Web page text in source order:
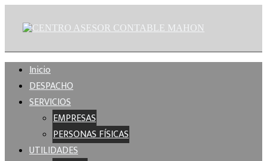
Inicio
DESPACHO
SERVICIOS
EMPRESAS
PERSONAS FÍSICAS
UTILIDADES